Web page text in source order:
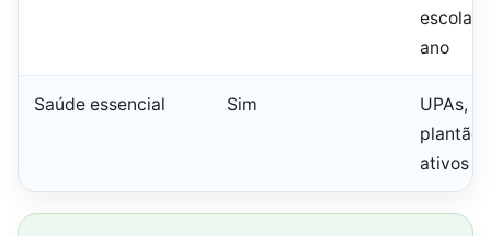
escolar
ano
Saúde essencial Sim
UPAs,
plantão
ativos